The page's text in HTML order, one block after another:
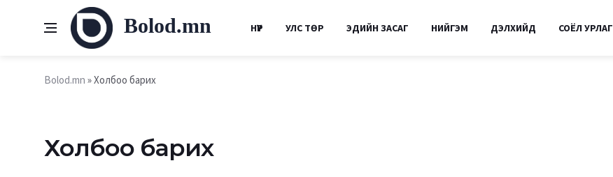
Bolod.mn НҮҮР УЛС ТӨР ЭДИЙН ЗАСАГ НИЙГЭМ ДЭЛХИЙД СОЁЛ УРЛАГ
Bolod.mn » Холбоо барих
Холбоо барих